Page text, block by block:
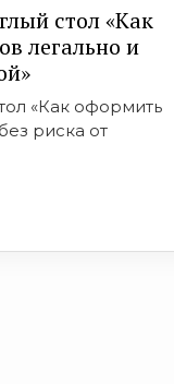
стол «Как
легально и
«Как оформить
риска от